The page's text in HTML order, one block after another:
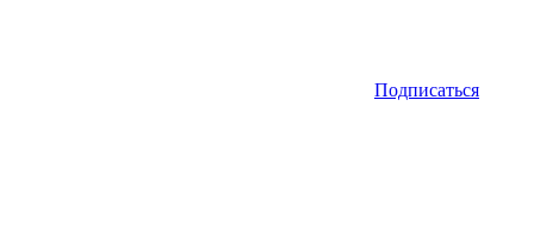
Подписаться